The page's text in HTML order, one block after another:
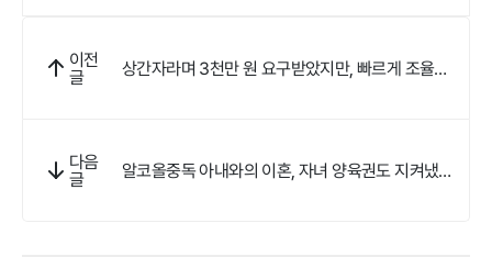
이전
글
상간자라며 3천만 원 요구받았지만, 빠르게 조율해
다음
글
알코올중독 아내와의 이혼, 자녀 양육권도 지켜냈어